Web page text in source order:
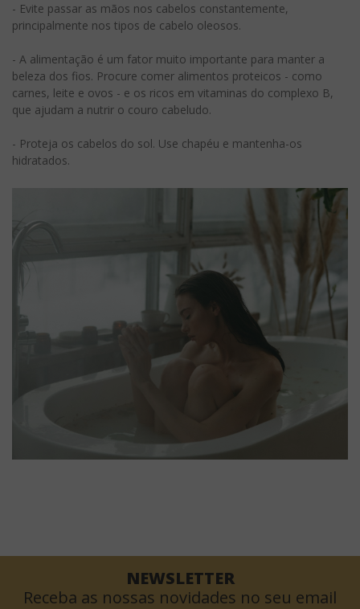
- Evite passar as mãos nos cabelos constantemente,
principalmente nos tipos de cabelo oleosos.
- A alimentação é um fator muito importante para manter a
beleza dos fios. Procure comer alimentos proteicos - como
carnes, leite e ovos - e os ricos em vitaminas do complexo B,
que ajudam a nutrir o couro cabeludo.
- Proteja os cabelos do sol. Use chapéu e mantenha-os
hidratados.
NEWSLETTER
Receba as nossas novidades no seu email